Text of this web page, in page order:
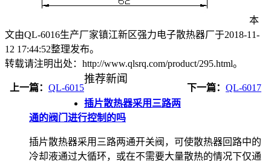
本
文由QL-6016生产厂家镇江新区强力电子散热器厂于2018-11-
12 17:44:52整理发布。
转载请注明出处：http://www.qlsrq.com/product/295.html。
上一篇： QL-6015 下一篇： QL-6017
推荐新闻
插片散热器采用三路两
通的阀门进行控制的吗
插片散热器采用三路两通开关阀，可使散热器回路中的
冷却液通过大循环，或在不需要大量散热的情况下仅通